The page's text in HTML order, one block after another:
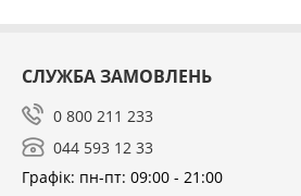
СЛУЖБА ЗАМОВЛЕНЬ
0 800 211 233
044 593 12 33
Графік: пн-пт: 09:00 - 21:00